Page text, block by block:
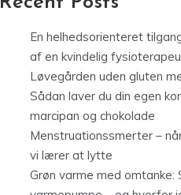
En helhedsorienteret
af en kvindelig
Løvegården uden gluten
Sådan laver du din egen
marcipan og chokolade
Menstruationssmerter –
vi lærer at lytte
Grøn varme med omtanke: